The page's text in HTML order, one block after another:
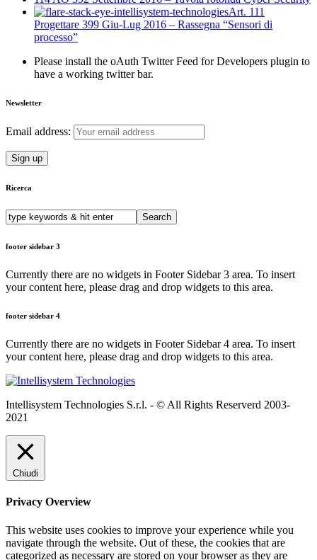
Art. 111
Progettare 399 Giu-Lug 2016 – Rassegna “Sensori di
processo”
Please install the oAuth Twitter Feed for Developers plugin to
have a working twitter bar.
Newsletter
Email address:
Ricerca
footer sidebar 3
Currently there are no widgets in Footer Sidebar 3 area. To insert
your content here, please drag and drop widgets to this area.
footer sidebar 4
Currently there are no widgets in Footer Sidebar 4 area. To insert
your content here, please drag and drop widgets to this area.
Intellisystem Technologies S.r.l. - © All Rights Reserverd 2003-
2021
Chiudi
Privacy Overview
This website uses cookies to improve your experience while you
navigate through the website. Out of these, the cookies that are
categorized as necessary are stored on your browser as they are